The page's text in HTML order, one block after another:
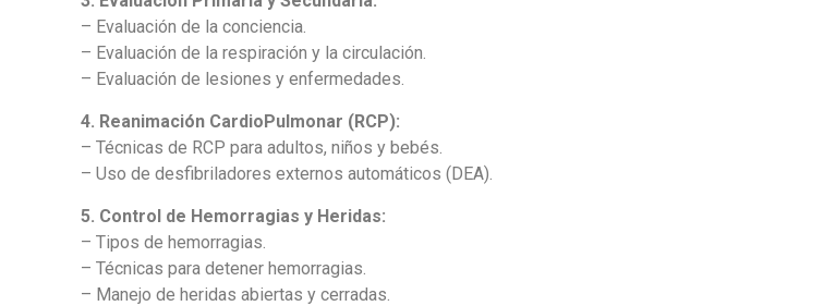
– Evaluación de la conciencia.
– Evaluación de la respiración y la circulación.
– Evaluación de lesiones y enfermedades.
4. Reanimación CardioPulmonar (RCP):
– Técnicas de RCP para adultos, niños y bebés.
– Uso de desfibriladores externos automáticos (DEA).
5. Control de Hemorragias y Heridas:
– Tipos de hemorragias.
– Técnicas para detener hemorragias.
– Manejo de heridas abiertas y cerradas.